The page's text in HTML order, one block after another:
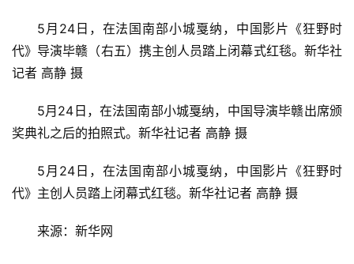
专
题
车
能
源
5月24日，在法国南部小城戛纳，中国影片《狂野时
代》导演毕赣（右五）携主创人员踏上闭幕式红毯。新华社
记者 高静 摄
5月24日，在法国南部小城戛纳，中国导演毕赣出席颁
奖典礼之后的拍照式。新华社记者 高静 摄
5月24日，在法国南部小城戛纳，中国影片《狂野时
代》主创人员踏上闭幕式红毯。新华社记者 高静 摄
来源：新华网